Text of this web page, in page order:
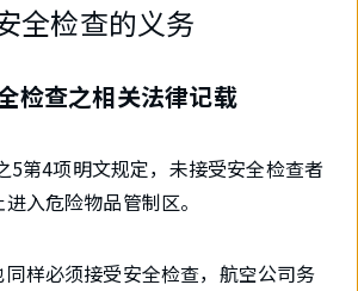
全检查的义务
检查之相关法律记载
5第4项明文规定，未接受安全检查者
入危险物品管制区。
样必须接受安全检查，航空公司务